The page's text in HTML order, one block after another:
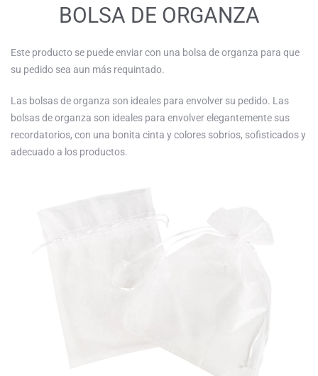
BOLSA DE ORGANZA
Este producto se puede enviar con una bolsa de organza para que
su pedido sea aun más requintado.
Las bolsas de organza son ideales para envolver su pedido. Las
bolsas de organza son ideales para envolver elegantemente sus
recordatorios, con una bonita cinta y colores sobrios, sofisticados y
adecuado a los productos.